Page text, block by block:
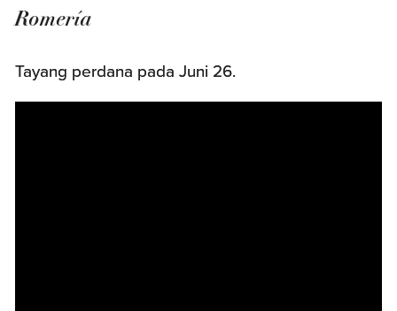
Romería
Tayang perdana pada Juni 26.